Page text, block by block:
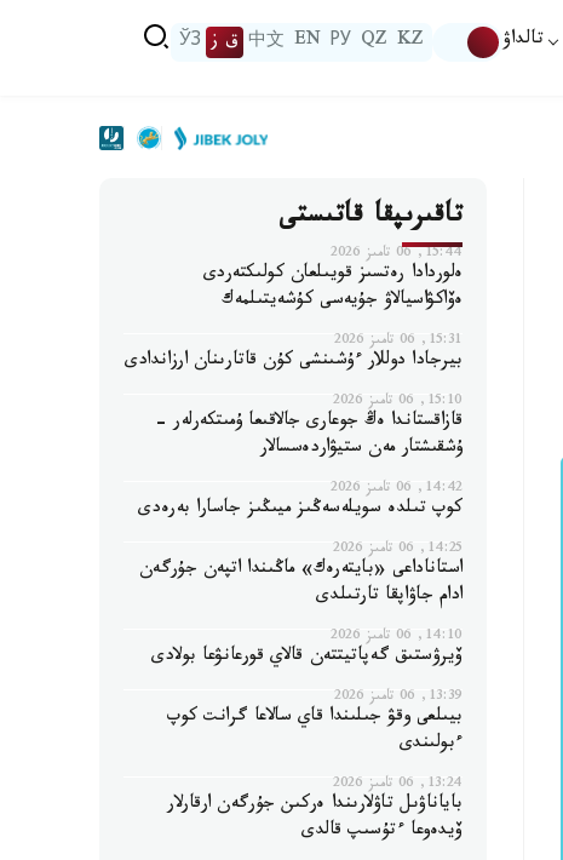
تالداۋ KZ
QZ
РУ
EN
中文 ق ز ЎЗ
تاقىرىپقا قاتىستى
15:44, 06 تامىز 2026
ەلوردادا رەتسىز قويىلعان كولىكتەردى
ەۆاكۋاسيالاۋ جۇيەسى كۇشەيتىلمەك
15:31, 06 تامىز 2026
بيرجادا دوللار ءۇشىنشى كۇن قاتارىنان ارزاندادى
15:10, 06 تامىز 2026
قازاقستاندا ەڭ جوعارى جالاقىعا ۇمىتكەرلەر -
ۇشقىشتار مەن ستيۋاردەسسالار
14:42, 06 تامىز 2026
كوپ تىلدە سويلەسەڭىز ميىڭىز جاسارا بەرەدى
14:25, 06 تامىز 2026
استاناداعى «بايتەرەك» ماڭىندا اتپەن جۇرگەن
ادام جاۋاپقا تارتىلدى
14:10, 06 تامىز 2026
ۆيرۋستىق گەپاتيتتەن قالاي قورعانۋعا بولادى
13:39, 06 تامىز 2026
بيىلعى وقۋ جىلىندا قاي سالاعا گرانت كوپ
ءبولىندى
13:24, 06 تامىز 2026
باياناۋىل تاۋلارىندا ەركىن جۇرگەن ارقارلار
ۆيدەوعا ءتۇسىپ قالدى